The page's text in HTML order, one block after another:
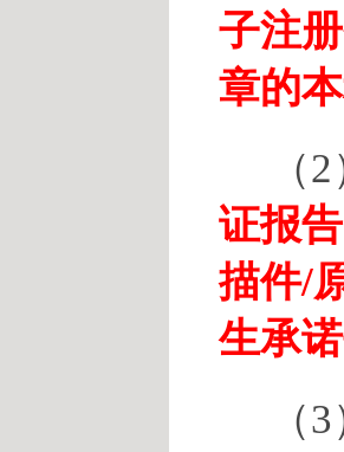
子注
章的
（
证报
描件/
生承
（